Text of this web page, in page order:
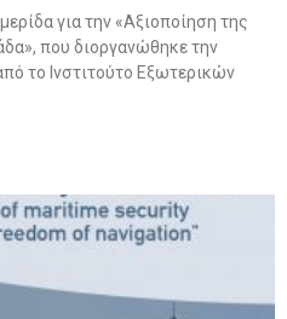
για την «Αξιοποίηση της
που διοργανώθηκε την
το Ινστιτούτο Εξωτερικών